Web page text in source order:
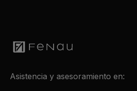
Asistencia y asesoramiento en: